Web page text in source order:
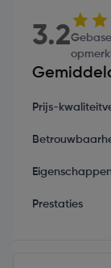
3.2
Prijs-
Prestaties